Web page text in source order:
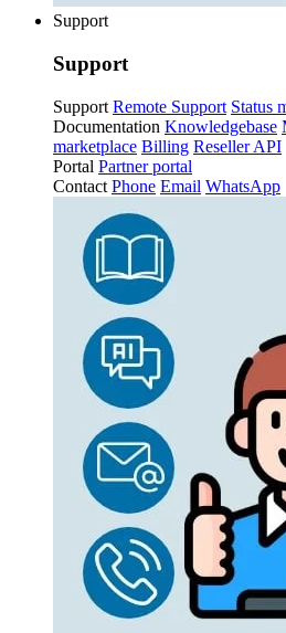
Support
Support
Support Remote Support Status
Documentation Knowledgebase
marketplace Billing Reseller API
Portal Partner portal
Contact Phone Email WhatsApp